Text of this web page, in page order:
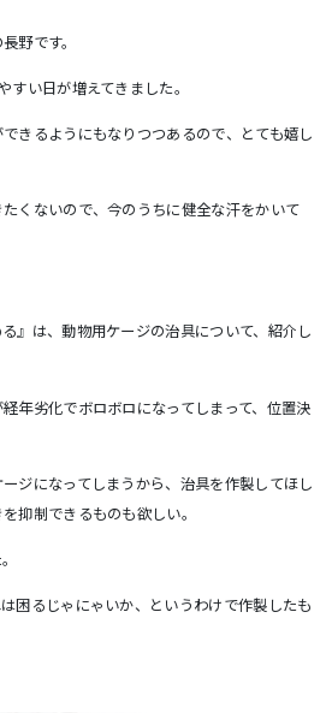
野です。
い日が増えてきました。
きるようにもなりつつあるので、とても嬉し
くないので、今のうちに健全な汗をかいて
』は、動物用ケージの治具について、紹介し
年劣化でボロボロになってしまって、位置決
ジになってしまうから、治具を作製してほし
抑制できるものも欲しい。
困るじゃにゃいか、というわけで作製したも